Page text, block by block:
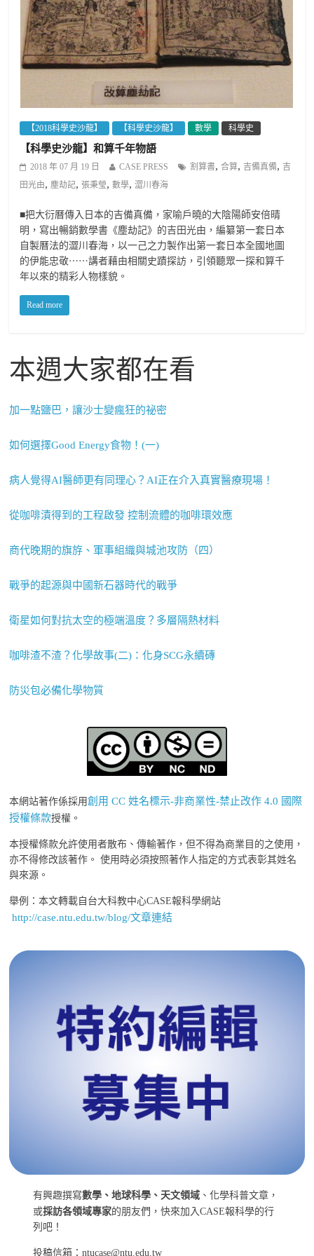
【2018科學史沙龍】 【科學史沙龍】 數學 科學史
【科學史沙龍】和算千年物語
2018 年 07 月 19 日 CASE PRESS 割算書,合算,吉備真備,吉
田光由, 塵劫記,張秉瑩,數學,澀川春海
■把大衍曆傳入日本的吉備真備，家喻戶曉的大陰陽師安倍晴
明，寫出暢銷數學書《塵劫記》的吉田光由，編纂第一套日本
自製曆法的澀川春海，以一己之力製作出第一套日本全國地圖
的伊能忠敬⋯⋯講者藉由相關史蹟探訪，引領聽眾一探和算千
年以來的精彩人物樣貌。
Read more
本週大家都在看
加一點鹽巴，讓沙士變瘋狂的祕密
如何選擇Good Energy食物！(一)
病人覺得AI醫師更有同理心？AI正在介入真實醫療現場！
從咖啡漬得到的工程啟發 控制流體的咖啡環效應
商代晚期的旗斿、軍事組織與城池攻防（四）
戰爭的起源與中國新石器時代的戰爭
衛星如何對抗太空的極端溫度？多層隔熱材料
咖啡渣不渣？化學故事(二)：化身SCG永續磚
防災包必備化學物質
本網站著作係採用創用 CC 姓名標示-非商業性-禁止改作 4.0 國際
授權條款授權。
本授權條款允許使用者散布、傳輸著作，但不得為商業目的之使用，
亦不得修改該著作。 使用時必須按照著作人指定的方式表彰其姓名
與來源。
舉例：本文轉載自台大科教中心CASE報科學網站
http://case.ntu.edu.tw/blog/文章連結
有興趣撰寫數學、地球科學、天文領域 、化學科普文章，
或採訪各領域專家的朋友們，快來加入CASE報科學的行
列吧！
投稿信箱：ntucase@ntu.edu.tw